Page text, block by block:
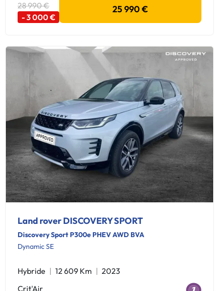
28 990 €
- 3 000 €
25 990 €
Land rover DISCOVERY SPORT
Discovery Sport P300e PHEV AWD BVA
Dynamic SE
Hybride 12 609 Km
2023
Crit'Air